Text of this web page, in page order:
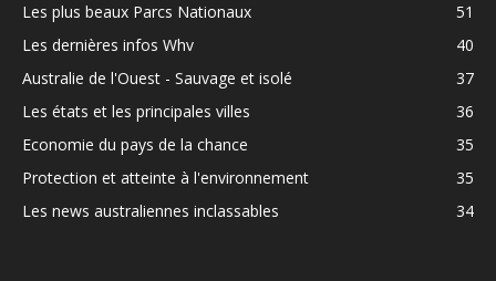
Les plus beaux Parcs Nationaux
51
Les dernières infos Whv
40
Australie de l'Ouest - Sauvage et isolé
37
Les états et les principales villes
36
Economie du pays de la chance
35
Protection et atteinte à l'environnement
35
Les news australiennes inclassables
34